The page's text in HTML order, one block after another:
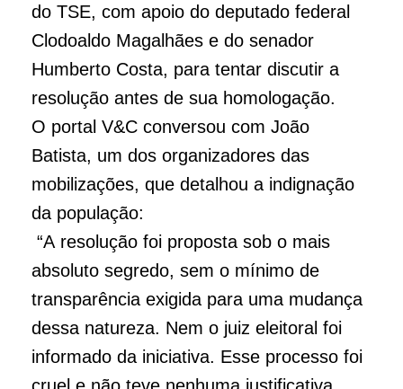
do TSE, com apoio do deputado federal
Clodoaldo Magalhães e do senador
Humberto Costa, para tentar discutir a
resolução antes de sua homologação.
O portal V&C conversou com João
Batista, um dos organizadores das
mobilizações, que detalhou a indignação
da população:
“A resolução foi proposta sob o mais
absoluto segredo, sem o mínimo de
transparência exigida para uma mudança
dessa natureza. Nem o juiz eleitoral foi
informado da iniciativa. Esse processo foi